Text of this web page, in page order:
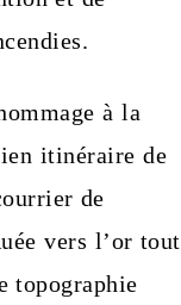
à la
itinéraire de
de
vers l’or tout
topographie